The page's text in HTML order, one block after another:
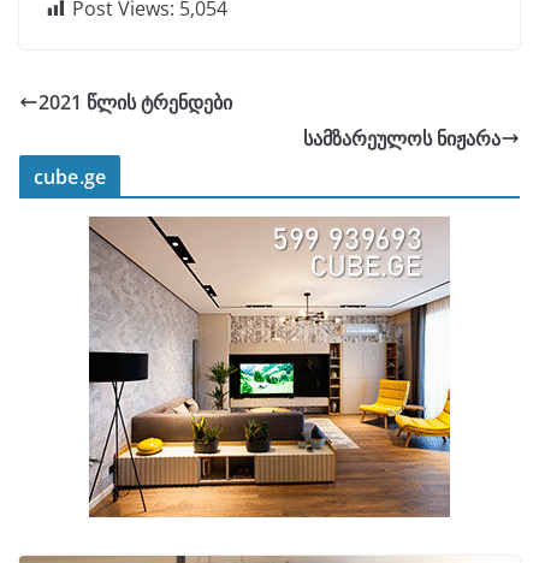
Post Views: 5,054
2021 წლის ტრენდები
სამზარეულოს ნიჟარა
cube.ge